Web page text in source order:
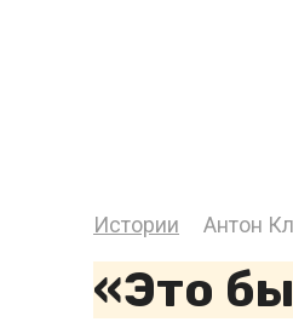
Истории Антон
«Это